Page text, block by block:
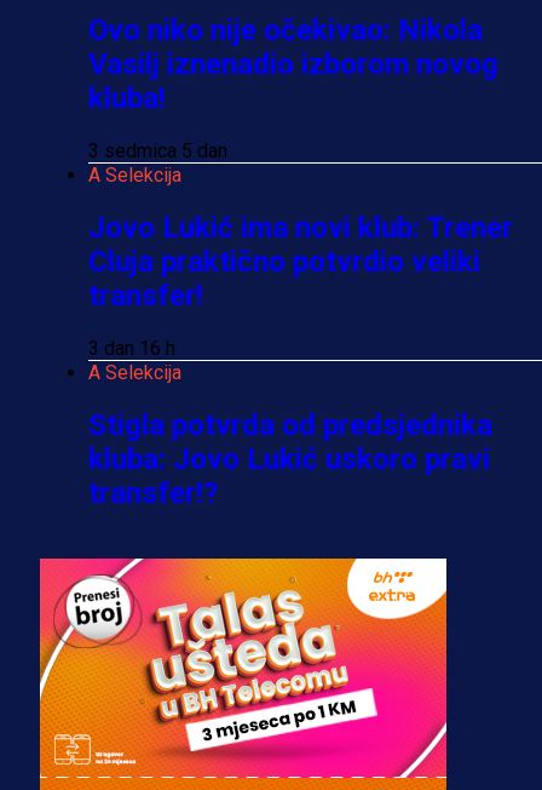
Ovo niko nije očekivao: Nikola
Vasilj iznenadio izborom novog
kluba!
3 sedmica 5 dan
A Selekcija
Jovo Lukić ima novi klub: Trener
Cluja praktično potvrdio veliki
transfer!
3 dan 16 h
A Selekcija
Stigla potvrda od predsjednika
kluba: Jovo Lukić uskoro pravi
transfer!?
A Selekcija
Zmajevi dobili veliko pojačanje:
Fudbaler Olympiacosa želi obući
dres BiH!
3 sedmica 3 dan
Premijer liga BiH